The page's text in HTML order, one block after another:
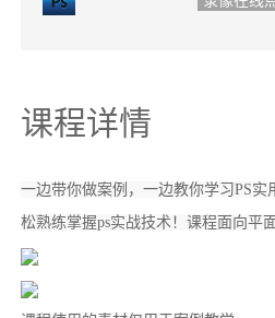
课程详情
一边带你做案例，一边教你学习PS
松熟练掌握ps实战技术！课程面向平